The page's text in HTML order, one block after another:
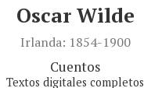
Oscar Wilde
Irlanda: 1854-1900
Cuentos
Textos digitales completos